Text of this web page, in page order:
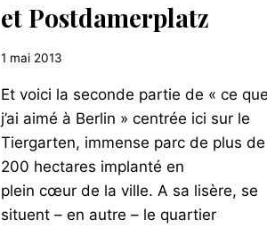
et Postdamerplatz
Par
Petit
Pois
1 mai 2013
Et voici la seconde partie de « ce que
j’ai aimé à Berlin » centrée ici sur le
Tiergarten, immense parc de plus de
200 hectares implanté en
plein cœur de la ville. A sa lisère, se
situent – en autre – le quartier